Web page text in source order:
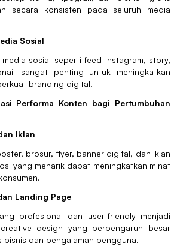
secara konsisten pada seluruh media
Sosial
sosial seperti feed Instagram, story,
sangat penting untuk meningkatkan
branding digital.
Performa Konten bagi Pertumbuhan
Iklan
brosur, flyer, banner digital, dan iklan
yang menarik dapat meningkatkan minat
Landing Page
profesional dan user-friendly menjadi
design yang berpengaruh besar
dan pengalaman pengguna.